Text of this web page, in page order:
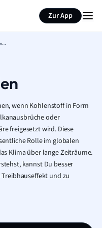
Zur App
Vulkanische Kohlenstoffquellen
wenn Kohlenstoff in Form
oder
freigesetzt wird. Diese
Rolle im globalen
Klima über lange Zeiträume.
kannst Du besser
und zu